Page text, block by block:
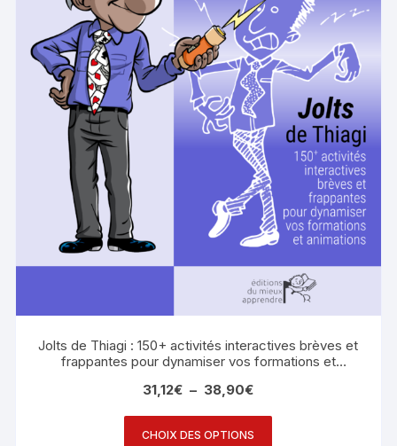
Jolts de Thiagi : 150+ activités interactives brèves et
frappantes pour dynamiser vos formations et
31,12€ – 38,90€
CHOIX DES OPTIONS